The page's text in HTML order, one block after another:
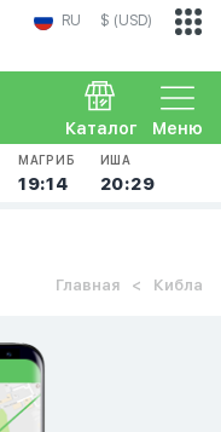
RU $ (USD)
Меню
Каталог
МАГРИБ
19:14
ИША
20:29
Главная Кибла